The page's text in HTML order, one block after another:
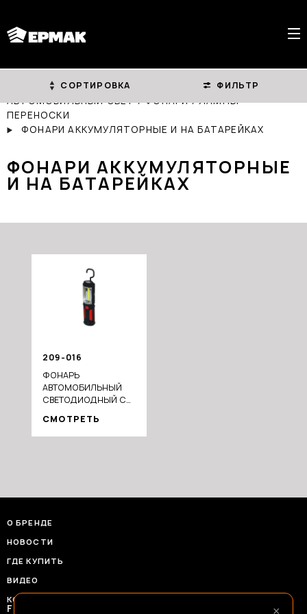
ГЛАВНАЯ
КАТАЛОГ
АВТОМОБИЛЬНЫЙ СВЕТ / ФОНАРИ / ЛАМПЫ
ПЕРЕНОСКИ
ФОНАРИ АККУМУЛЯТОРНЫЕ И НА БАТАРЕЙКАХ
ФОНАРИ АККУМУЛЯТОРНЫЕ
И НА БАТАРЕЙКАХ
СОРТИРОВКА ФИЛЬТР
209-016
ФОНАРЬ
АВТОМОБИЛЬНЫЙ
СВЕТОДИОДНЫЙ С
КРЮКОМ, 1800МАЧ,
USB ЗАРЯД
СМОТРЕТЬ
О БРЕНДЕ
НОВОСТИ
ГДЕ КУПИТЬ
ВИДЕО
КОНТАКТЫ
FRANSHIZAERMAK@CONSTANTA-T.RU ×